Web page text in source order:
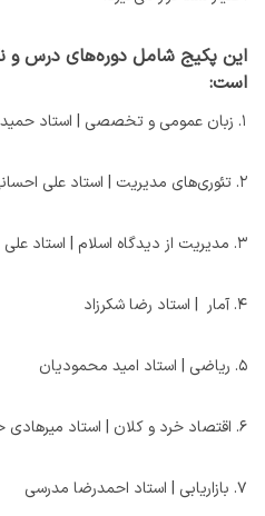
این پکیج شامل دوره‌های درس‌ و
است:
۱. زبان عمومی و تخصصی | استاد حمید فرید
۲. تئوری‌های مدیریت |‌ استاد علی احسانی
۳. مدیریت ‌از‌ دیدگاه‌ اسلام |‌ استاد علی احسانی
۴. آمار | استاد رضا شکرزاد
۵. ریاضی | استاد امید محمودیان
۶. اقتصاد خرد و کلان | استاد میرهادی حسینی
۷. بازاریابی | استاد احمدرضا مدرسی